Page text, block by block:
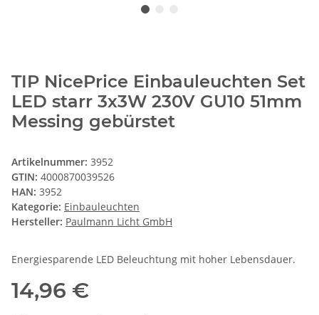
TIP NicePrice Einbauleuchten Set
LED starr 3x3W 230V GU10 51mm
Messing gebürstet
Artikelnummer: 3952
GTIN: 4000870039526
HAN: 3952
Kategorie: Einbauleuchten
Hersteller: Paulmann Licht GmbH
Energiesparende LED Beleuchtung mit hoher Lebensdauer.
14,96 €